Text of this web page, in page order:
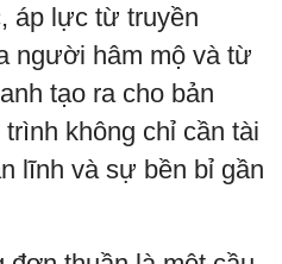
áp lực từ truyền
người hâm mộ và từ
tạo ra cho bản
không chỉ cần tài
lĩnh và sự bền bỉ gần